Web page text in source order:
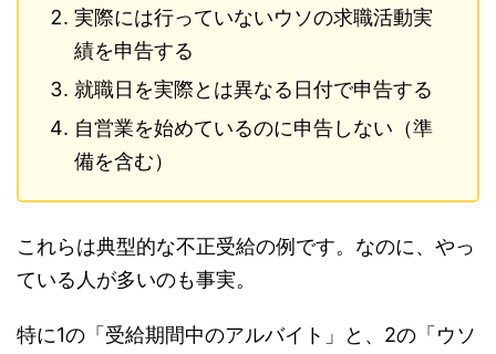
実際には行っていないウソの求職活動実
績を申告する
就職日を実際とは異なる日付で申告する
自営業を始めているのに申告しない（準
備を含む）
これらは典型的な不正受給の例です。なのに、やっ
ている人が多いのも事実。
特に1の「受給期間中のアルバイト」と、2の「ウソ